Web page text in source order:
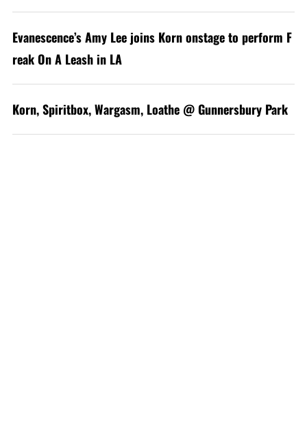
Evanescence’s Amy Lee joins Korn onstage to perform F
reak On A Leash in LA
Korn, Spiritbox, Wargasm, Loathe @ Gunnersbury Park